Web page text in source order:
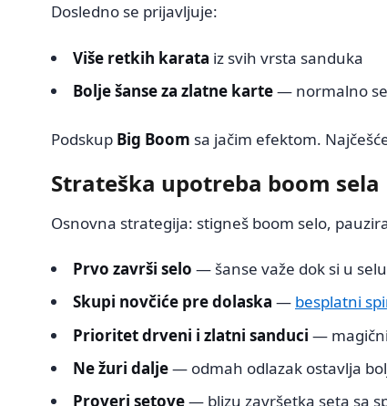
Dosledno se prijavljuje:
Više retkih karata iz svih vrsta sanduka
Bolje šanse za zlatne karte— normalno
Podskup Big Boom sa jačim efektom.
Strateška upotreba boom sela
Osnovna strategija: stigneš boom selo,
Prvo završi selo — šanse važe dok si u selu
Skupi novčiće pre dolaska — besplatni
Prioritet drveni i zlatni sanduci —
Ne žuri dalje— odmah odlazak ostavlja
Proveri setove— blizu završetka seta sa